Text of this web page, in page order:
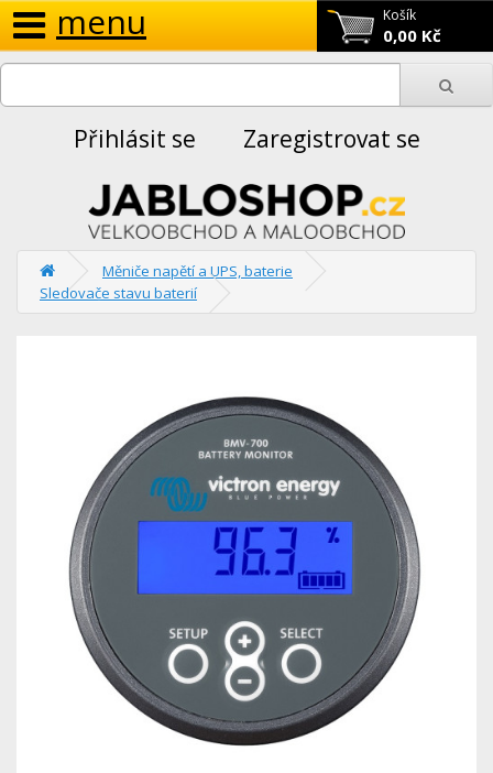
Košík
0,00 Kč
menu
Přihlásit se Zaregistrovat se
Měniče napětí a UPS, baterie
Sledovače stavu baterií